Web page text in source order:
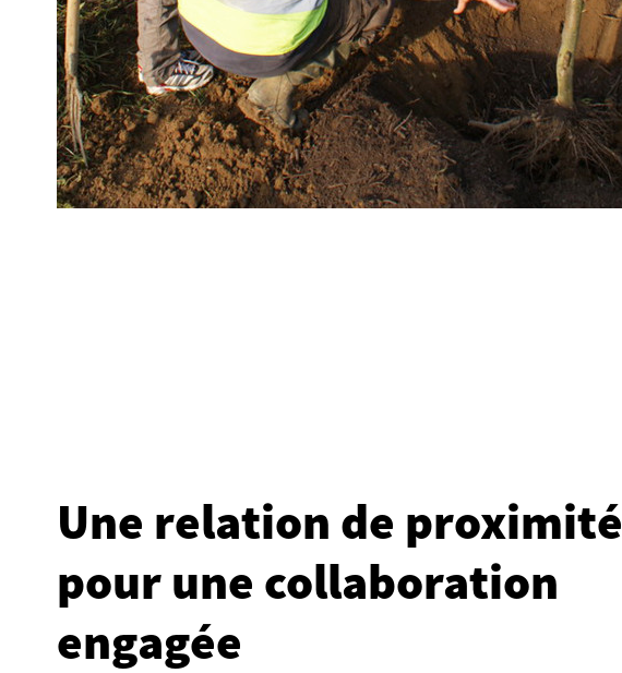
Une relation de proximité
pour une collaboration
engagée